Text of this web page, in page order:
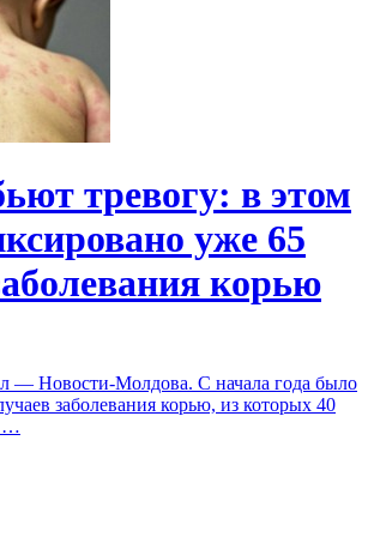
тревогу: в этом
уже 65
корью
Новости-Молдова. С начала года было
заболевания корью, из которых 40
…